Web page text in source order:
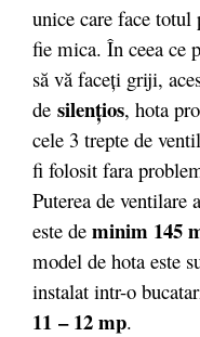
unice care face totul
fie mica. În ceea ce
să vă faceţi griji,
de silenţios, hota
cele 3 trepte de
fi folosit fara
Puterea de ventilare
este de minim 145
model de hota este
instalat intr-o
11 – 12 mp.